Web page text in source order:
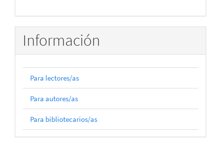
Información
Para lectores/as
Para autores/as
Para bibliotecarios/as